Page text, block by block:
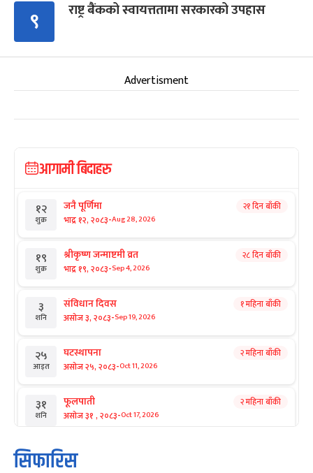
९ राष्ट्र बैंकको स्वायत्ततामा सरकारको उपहास
Advertisment
आगामी बिदाहरु
१२
शुक्र
जनै पूर्णिमा
भाद्र १२, २०८३-Aug 28, 2026
२१ दिन बाँकी
१९
शुक्र
श्रीकृष्ण जन्माष्टमी व्रत
भाद्र १९, २०८३-Sep 4, 2026
२८ दिन बाँकी
३
शनि
संविधान दिवस
असोज ३, २०८३-Sep 19, 2026
१ महिना बाँकी
२५
आइत
घटस्थापना
असोज २५, २०८३-Oct 11, 2026
२ महिना बाँकी
३१
शनि
फूलपाती
असोज ३१ , २०८३-Oct 17, 2026
२ महिना बाँकी
१
आइत
कार्तिक सङ्क्रान्ति
कार्तिक १, २०८३
सिफारिस